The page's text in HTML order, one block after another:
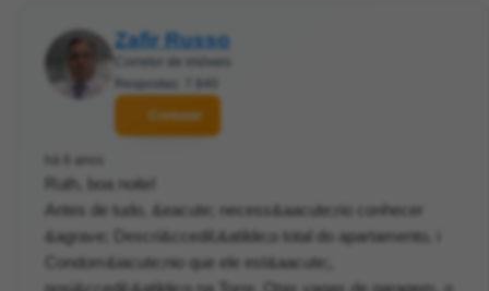
Zafir Russo
Corretor de imóveis
Respostas: 7.840
Contatar
há 6 anos
Ruth, boa noite!
Antes de tudo, &eacute; necess&aacute;rio conhecer
&agrave; Descri&ccedil;&atilde;o total do apartamento, i
Condom&iacute;nio que ele est&aacute;,